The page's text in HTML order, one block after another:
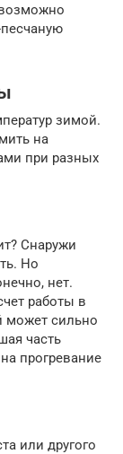
зимой.
на
при разных
Снаружи
Но
нет.
работы в
может сильно
часть
прогревание
или другого